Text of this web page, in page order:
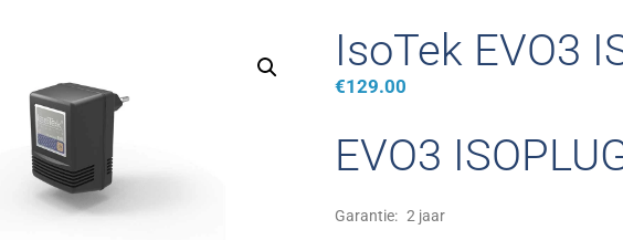
IsoTek EVO3
€129.00
EVO3
Garantie: 2 jaar